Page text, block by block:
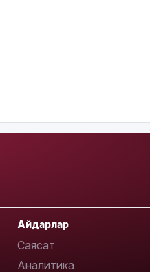
Айдарлар
Саясат
Аналитика